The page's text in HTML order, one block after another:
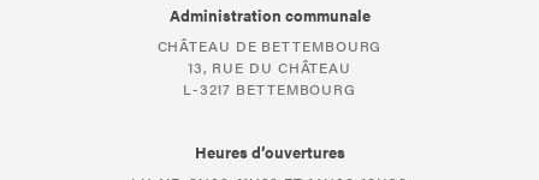
Administration communale
CHÂTEAU DE BETTEMBOURG
13, RUE DU CHÂTEAU
L-3217 BETTEMBOURG
Heures d’ouvertures